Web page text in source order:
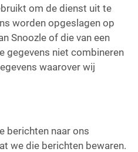
om de dienst uit te
worden opgeslagen op
Snoozle of die van een
gegevens niet combineren
waarover wij
berichten naar ons
we die berichten bewaren.